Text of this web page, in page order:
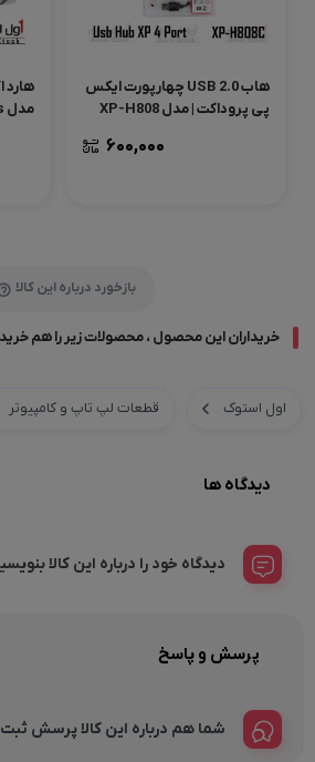
هاب USB 2.0 چهارپورت ایکس
پی پروداکت | مدل XP-H808
600,000
هارد
بازخورد درباره این کالا
خریداران این محصول ، محصولات زیر را هم
اول استوک قطعات لپ تاپ و کامپیوتر
دیدگاه ها
دیدگاه خود را درباره این کالا
پرسش و پاسخ
شما هم درباره این کالا پرسش ثبت